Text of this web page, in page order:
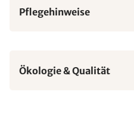
Pflegehinweise
Ökologie & Qualität